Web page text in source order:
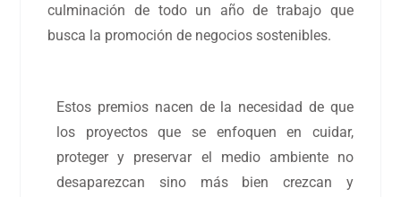
culminación de todo un año de trabajo que
busca la promoción de negocios sostenibles.
Estos premios nacen de la necesidad de que
los proyectos que se enfoquen en cuidar,
proteger y preservar el medio ambiente no
desaparezcan sino más bien crezcan y